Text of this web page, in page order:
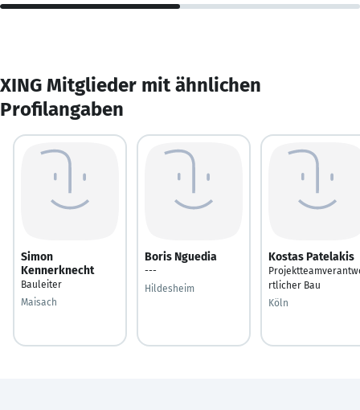
XING Mitglieder mit ähnlichen
Profilangaben
Simon
Kennerknecht
Bauleiter
Maisach
Boris Nguedia
---
Hildesheim
Kostas Patelakis
rtlicher Bau
Köln